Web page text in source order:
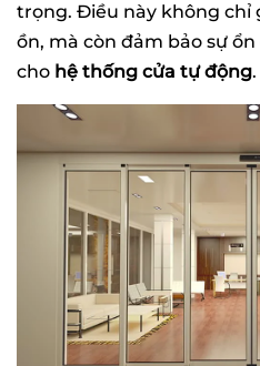
trọng. Điều này không chỉ
ồn, mà còn đảm bảo sự
cho hệ thống cửa tự động.